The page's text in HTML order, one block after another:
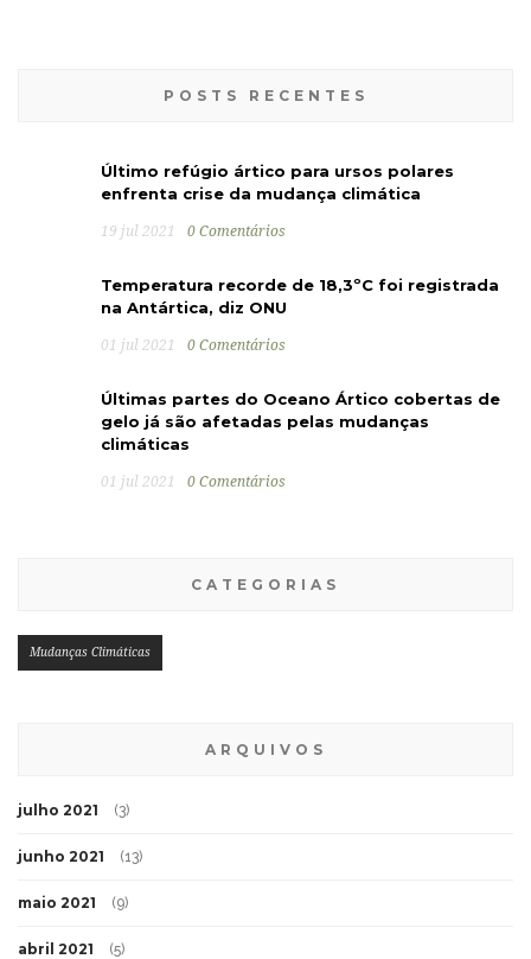
POSTS RECENTES
Último refúgio ártico para ursos polares
enfrenta crise da mudança climática
19 jul 2021 0 Comentários
Temperatura recorde de 18,3ºC foi registrada
na Antártica, diz ONU
01 jul 2021 0 Comentários
Últimas partes do Oceano Ártico cobertas de
gelo já são afetadas pelas mudanças
climáticas
01 jul 2021 0 Comentários
CATEGORIAS
Mudanças Climáticas
ARQUIVOS
julho 2021 (3)
junho 2021 (13)
maio 2021 (9)
abril 2021 (5)